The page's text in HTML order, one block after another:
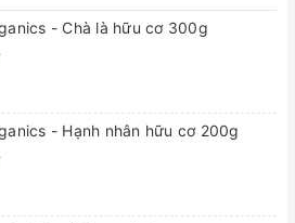
- Chà là hữu cơ 300g
- Hạnh nhân hữu cơ 200g